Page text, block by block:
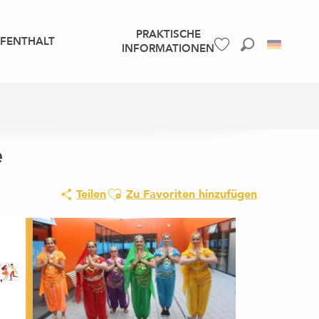
PRAKTISCHE
INFORMATIONEN
TeilenAjouter aux favoris
Zu Favoriten hinzufügen